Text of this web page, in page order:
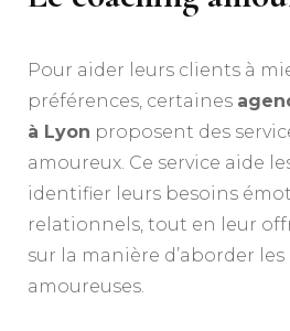
Pour aider leurs clients à
préférences, certaines
à Lyon proposent des
amoureux. Ce service aide
identifier leurs besoins
relationnels, tout en leur
sur la manière d’aborder
amoureuses.